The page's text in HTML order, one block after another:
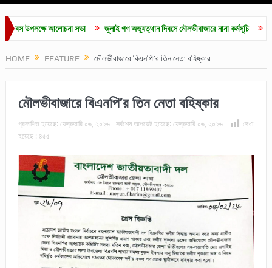
আলোচনা সভা জুলাই গণ অভ্যুত্থান দিবসে মৌলভীবাজারে নানা কর্মসূচি সর্বোচ্চ
HOME FEATURE মৌলভীবাজারে বিএনপি’র তিন নেতা বহিষ্কার
মৌলভীবাজারে বিএনপি’র তিন নেতা বহিষ্কার
প্রকাশিত হয়েছে: ফেব্রুয়ারি ০৬, ২০২৬ সর্বশেষ আপডেট হয়েছে: ফেব্রুয়ারি ০৬, ২০২৬
দেখা
হয়েছে : ৪৫৫